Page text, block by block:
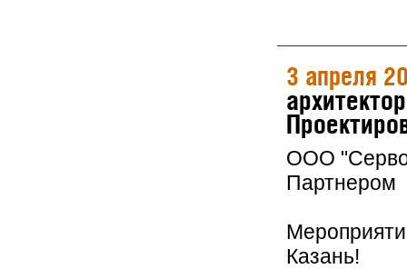
3 апреля
ООО
Партнером
Казань!